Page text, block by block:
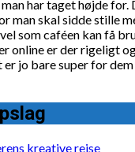
har taget højde for.
man skal sidde stille
som caféen kan få
online er der rigeligt
er jo bare super for